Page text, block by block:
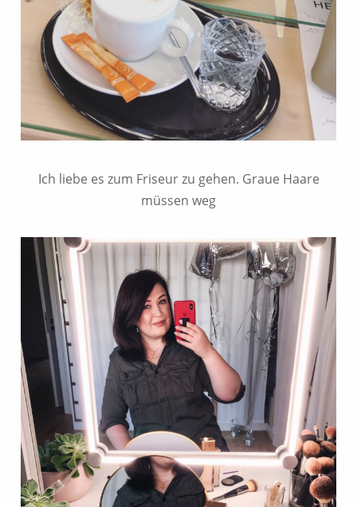
Ich liebe es zum Friseur zu gehen. Graue Haare
müssen weg